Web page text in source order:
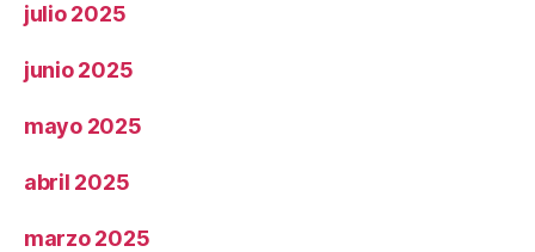
julio 2025
junio 2025
mayo 2025
abril 2025
marzo 2025